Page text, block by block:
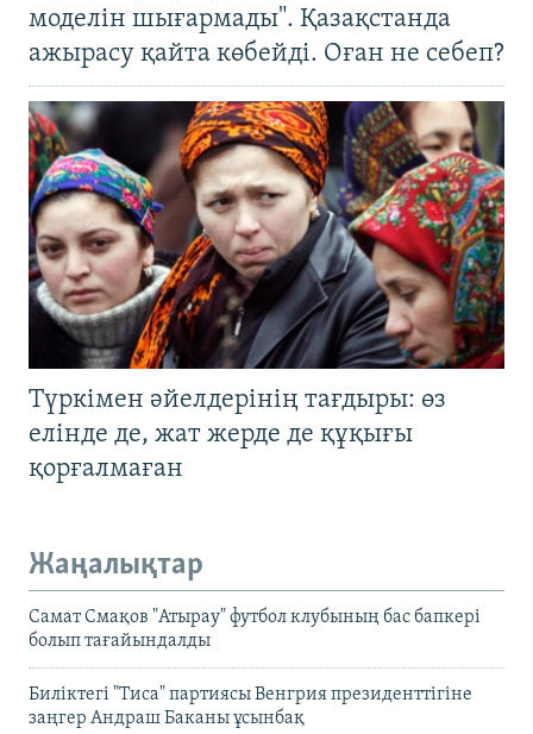
моделін шығармады". Қазақстанда
ажырасу қайта көбейді. Оған не себеп?
Түркімен әйелдерінің тағдыры: өз
елінде де, жат жерде де құқығы
қорғалмаған
Жаңалықтар
Самат Смақов "Атырау" футбол клубының бас бапкері
болып тағайындалды
Биліктегі "Тиса" партиясы Венгрия президенттігіне
заңгер Андраш Баканы ұсынбақ